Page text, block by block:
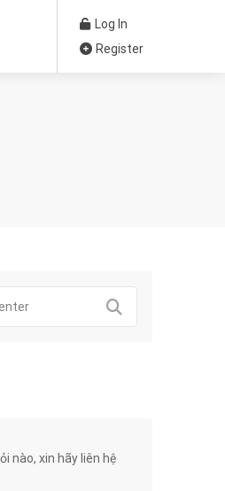
Log In
Register
nào, xin hãy liên hệ